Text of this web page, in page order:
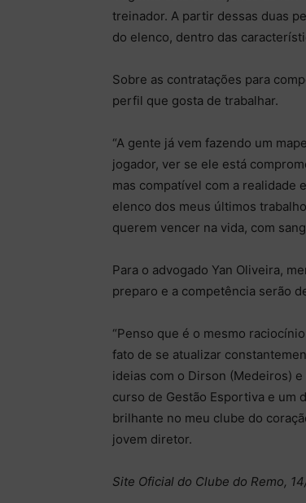
treinador. A partir dessas duas
do elenco, dentro das
Sobre as contratações para
perfil que gosta de trabalhar.
“A gente já vem fazendo um
jogador, ver se ele está
mas compatível com a realidade
elenco dos meus últimos
querem vencer na vida, com
Para o advogado Yan Oliveira,
preparo e a competência serão
“Penso que é o mesmo
fato de se atualizar
ideias com o Dirson (Medeiros)
curso de Gestão Esportiva e um
brilhante no meu clube do
jovem diretor.
Site Oficial do Clube do Remo,